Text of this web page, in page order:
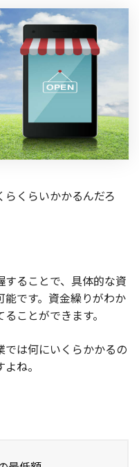
らくらいかかるんだろ
ることで、具体的な資
です。資金繰りがわか
ことができます。
では何にいくらかかるの
ね。